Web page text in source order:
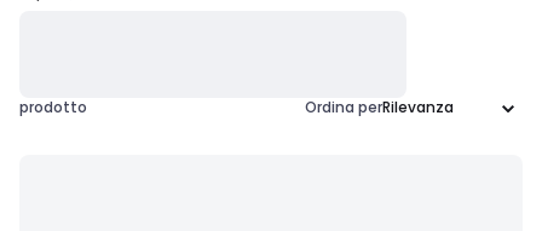
prodotto Ordina per